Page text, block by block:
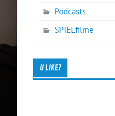
Podcasts
SPIELfilme
U LIKE?